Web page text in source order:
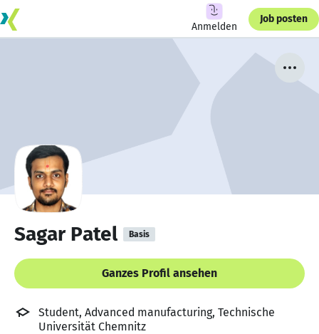
Anmelden
Job posten
Sagar Patel Basis
Ganzes Profil ansehen
Student, Advanced manufacturing, Technische
Universität Chemnitz